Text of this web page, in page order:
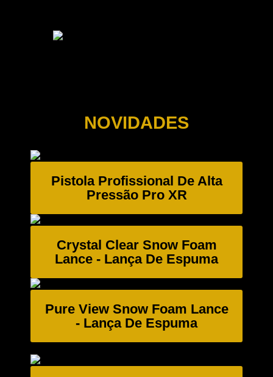
NOVIDADES
Pistola Profissional De Alta
Pressão Pro XR
Crystal Clear Snow Foam
Lance - Lança De Espuma
Pure View Snow Foam Lance
- Lança De Espuma